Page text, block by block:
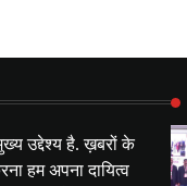
मुख्य उद्देश्य है. ख़बरों के
हम अपना दायित्व